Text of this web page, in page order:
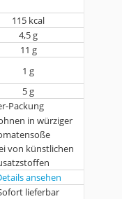
115 kcal
4,5 g
11 g
1 g
5 g
Packung
in würziger
von künstlichen
ansehen
lieferbar